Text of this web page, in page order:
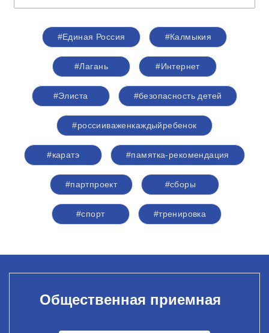
#Единая Россия #Калмыкия
#Лагань #Интернет
#Элиста #безопасность детей
#россииваженкаждыйребенок
#каратэ #памятка-рекомендация
#партпроект #сборы
#спорт #тренировка
Общественная приемная